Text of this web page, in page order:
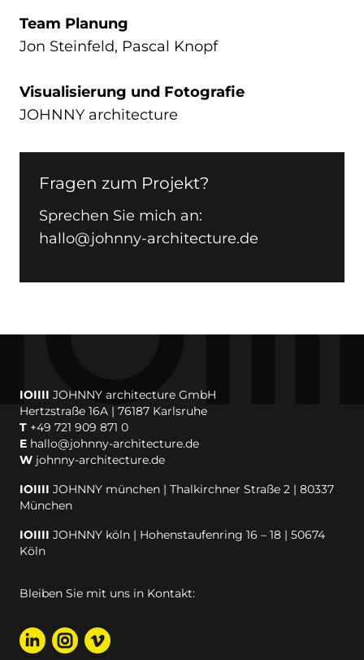
Team Planung
Jon Steinfeld, Pascal Knopf
Visualisierung und Fotografie
JOHNNY architecture
Fragen zum Projekt?
Sprechen Sie mich an:
hallo@johnny-architecture.de
IOIIII JOHNNY architecture GmbH
Hertzstraße 16A | 76187 Karlsruhe
T +49 721 909 871 0
E hallo@johnny-architecture.de
W johnny-architecture.de
IOIIII JOHNNY münchen | Thalkirchner Straße 2 | 80337
München
IOIIII JOHNNY köln | Hohenstaufenring 16 – 18 | 50674
Köln
Bleiben Sie mit uns in Kontakt: